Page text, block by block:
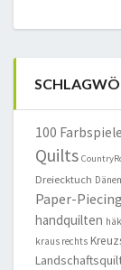
100 Farbspiele
Quilts
Dreiecktuch
Paper-Piecing
handquilten
kraus rechts